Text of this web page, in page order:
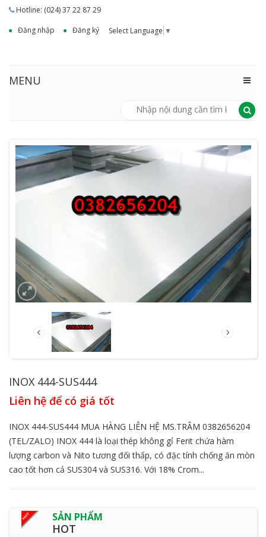
Hotline: (024) 37 22 87 29
Đăng nhập
Đăng ký Select Language ▼
MENU
INOX 444-SUS444
Liên hệ để có giá tốt
INOX 444-SUS444 MUA HÀNG LIÊN HỆ MS.TRÂM 0382656204
(TEL/ZALO) INOX 444 là loại thép không gỉ Ferit chứa hàm
lượng carbon và Nito tương đối thấp, có đặc tính chống ăn mòn
cao tốt hơn cả SUS304 và SUS316. Với 18% Crom...
SẢN PHẨM
HOT